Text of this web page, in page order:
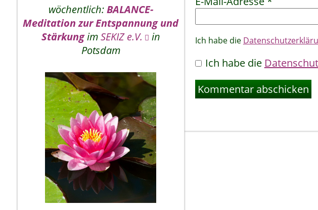
wöchentlich:BALANCE-
Meditation zur Entspannung und
StärkungimSEKIZ e.V.
in
Potsdam
Ich habe die
Ich habe die